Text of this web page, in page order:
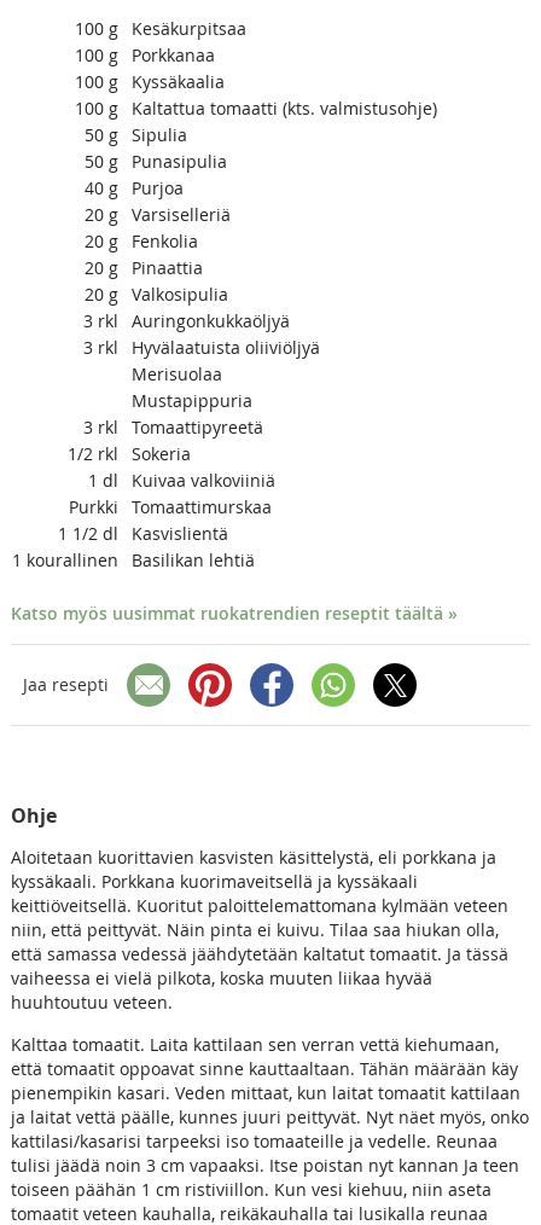
100 g
Kesäkurpitsaa
100 g
Porkkanaa
100 g
Kyssäkaalia
100 g
Kaltattua tomaatti (kts. valmistusohje)
50 g Sipulia
50 g
Punasipulia
40 g
Purjoa
20 g Varsiselleriä
20 g
Fenkolia
20 g
Pinaattia
20 g Valkosipulia
3 rkl
Auringonkukkaöljyä
3 rkl
Hyvälaatuista oliiviöljyä
Merisuolaa
Mustapippuria
3 rkl
Tomaattipyreetä
1/2 rkl
Sokeria
1 dl
Kuivaa valkoviiniä
Purkki
Tomaattimurskaa
1 1/2 dl
Kasvislientä
1 kourallinen Basilikan lehtiä
Katso myös uusimmat ruokatrendien reseptit täältä »
Jaa resepti
Ohje
Aloitetaan kuorittavien kasvisten käsittelystä, eli porkkana ja
kyssäkaali. Porkkana kuorimaveitsellä ja kyssäkaali
keittiöveitsellä. Kuoritut paloittelemattomana kylmään veteen
niin, että peittyvät. Näin pinta ei kuivu. Tilaa saa hiukan olla,
että samassa vedessä jäähdytetään kaltatut tomaatit. Ja tässä
vaiheessa ei vielä pilkota, koska muuten liikaa hyvää
huuhtoutuu veteen.
Kalttaa tomaatit. Laita kattilaan sen verran vettä kiehumaan,
että tomaatit oppoavat sinne kauttaaltaan. Tähän määrään käy
pienempikin kasari. Veden mittaat, kun laitat tomaatit kattilaan
ja laitat vettä päälle, kunnes juuri peittyvät. Nyt näet myös, onko
kattilasi/kasarisi tarpeeksi iso tomaateille ja vedelle. Reunaa
tulisi jäädä noin 3 cm vapaaksi. Itse poistan nyt kannan Ja teen
toiseen päähän 1 cm ristiviillon. Kun vesi kiehuu, niin aseta
tomaatit veteen kauhalla, reikäkauhalla tai lusikalla reunaa